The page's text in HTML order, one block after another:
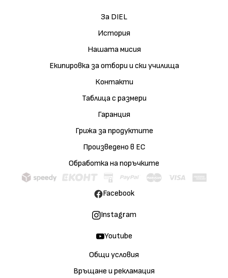
За DIEL
История
Нашата мисия
Екипировка за отбори и ски училища
Контакти
Таблица с размери
Гаранция
Грижа за продуктите
Произведено в ЕС
Обработка на поръчките
Общи условия
Връщане и рекламация
Facebook
Instagram
Youtube